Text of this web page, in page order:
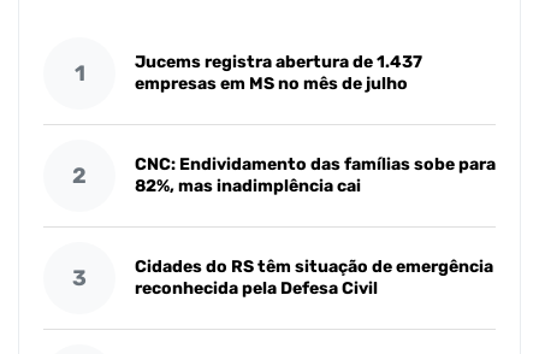
1
Jucems registra abertura de 1.437
empresas em MS no mês de julho
2
CNC: Endividamento das famílias sobe para
82%, mas inadimplência cai
3
Cidades do RS têm situação de emergência
reconhecida pela Defesa Civil